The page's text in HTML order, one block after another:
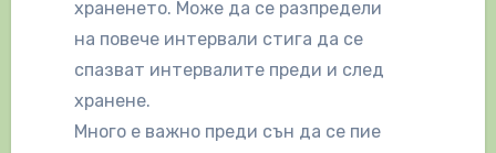
храненето. Може да се разпредели
на повече интервали стига да се
спазват интервалите преди и след
хранене.
Много е важно преди сън да се пие